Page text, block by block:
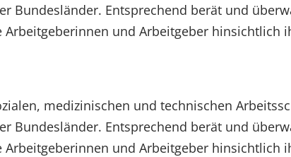
Bundesländer. Entsprechend berät und
Arbeitgeberinnen und Arbeitgeber hinsichtlich
medizinischen und technischen
Bundesländer. Entsprechend berät und
Arbeitgeberinnen und Arbeitgeber hinsichtlich